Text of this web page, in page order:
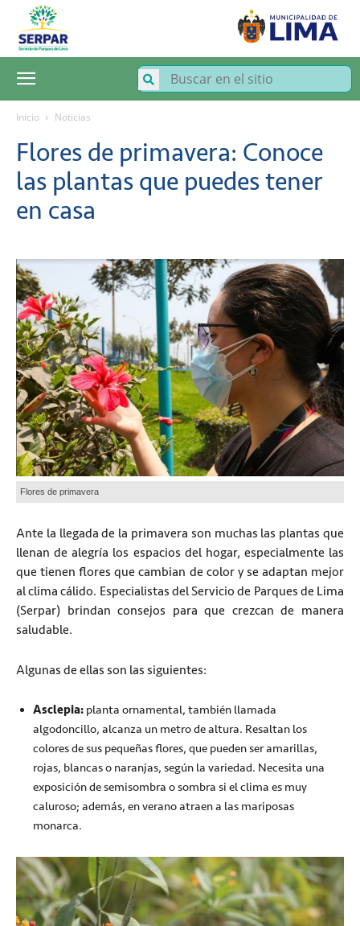
SERPAR
Servicio
de
Parques
Inicio Noticias
Flores de primavera: Conoce
las plantas que puedes tener
en casa
Flores de primavera
Ante la llegada de la primavera son muchas las plantas que
llenan de alegría los espacios del hogar, especialmente las
que tienen flores que cambian de color y se adaptan mejor
al clima cálido. Especialistas del Servicio de Parques de Lima
(Serpar) brindan consejos para que crezcan de manera
saludable.
Algunas de ellas son las siguientes:
Asclepia: planta ornamental, también llamada
algodoncillo, alcanza un metro de altura. Resaltan los
colores de sus pequeñas flores, que pueden ser amarillas,
rojas, blancas o naranjas, según la variedad. Necesita una
exposición de semisombra o sombra si el clima es muy
caluroso; además, en verano atraen a las mariposas
monarca.